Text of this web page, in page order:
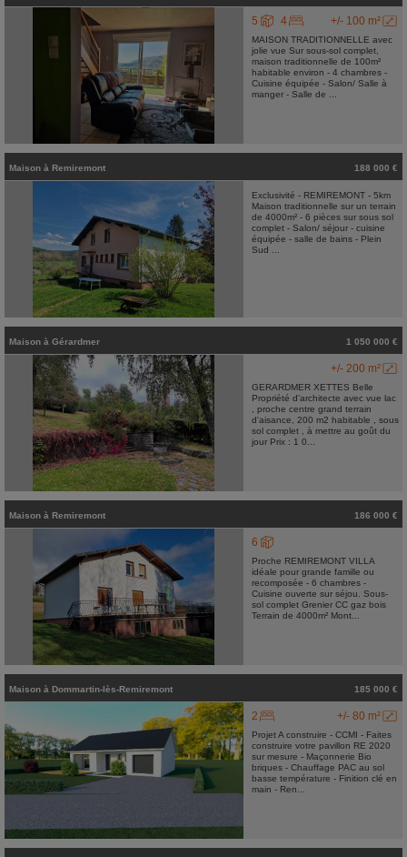
+/- 100 m²
5 4
MAISON TRADITIONNELLE avec
jolie vue Sur sous-sol complet,
maison traditionnelle de 100m²
habitable environ - 4 chambres -
Cuisine équipée - Salon/ Salle à
manger - Salle de ...
Maison à Remiremont 188 000 €
Exclusivité - REMIREMONT - 5km
Maison traditionnelle sur un terrain
de 4000m² - 6 pièces sur sous sol
complet - Salon/ séjour - cuisine
équipée - salle de bains - Plein
Sud ...
Maison à Gérardmer 1 050 000 €
+/- 200 m²
GERARDMER XETTES Belle
Propriété d'architecte avec vue lac
, proche centre grand terrain
d'aisance, 200 m2 habitable , sous
sol complet , à mettre au goût du
jour Prix : 1 0...
Maison à Remiremont 186 000 €
6
Proche REMIREMONT VILLA
idéale pour grande famille ou
recomposée - 6 chambres -
Cuisine ouverte sur séjou. Sous-
sol complet Grenier CC gaz bois
Terrain de 4000m² Mont...
Maison à Dommartin-lès-Remiremont 185 000 €
+/- 80 m²
2
Projet A construire - CCMI - Faites
construire votre pavillon RE 2020
sur mesure - Maçonnerie Bio
briques - Chauffage PAC au sol
basse température - Finition clé en
main - Ren...